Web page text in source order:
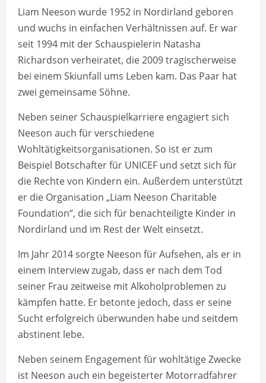
Liam Neeson wurde 1952 in Nordirland geboren
und wuchs in einfachen Verhältnissen auf. Er war
seit 1994 mit der Schauspielerin Natasha
Richardson verheiratet, die 2009 tragischerweise
bei einem Skiunfall ums Leben kam. Das Paar hat
zwei gemeinsame Söhne.
Neben seiner Schauspielkarriere engagiert sich
Neeson auch für verschiedene
Wohltätigkeitsorganisationen. So ist er zum
Beispiel Botschafter für UNICEF und setzt sich für
die Rechte von Kindern ein. Außerdem unterstützt
er die Organisation „Liam Neeson Charitable
Foundation“, die sich für benachteiligte Kinder in
Nordirland und im Rest der Welt einsetzt.
Im Jahr 2014 sorgte Neeson für Aufsehen, als er in
einem Interview zugab, dass er nach dem Tod
seiner Frau zeitweise mit Alkoholproblemen zu
kämpfen hatte. Er betonte jedoch, dass er seine
Sucht erfolgreich überwunden habe und seitdem
abstinent lebe.
Neben seinem Engagement für wohltätige Zwecke
ist Neeson auch ein begeisterter Motorradfahrer